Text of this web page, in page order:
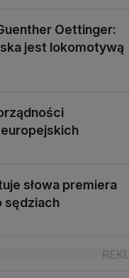
Oettinger:
jest lokomotywą
słowa premiera
sędziach